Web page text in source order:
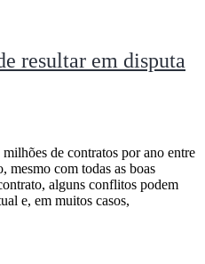
resultar em disputa
de contratos por ano entre
mesmo com todas as boas
alguns conflitos podem
e, em muitos casos,